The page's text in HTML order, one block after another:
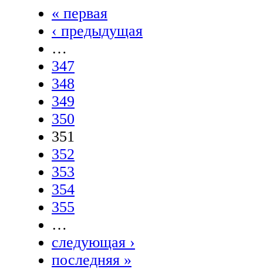
« первая
‹ предыдущая
…
347
348
349
350
351
352
353
354
355
…
следующая ›
последняя »